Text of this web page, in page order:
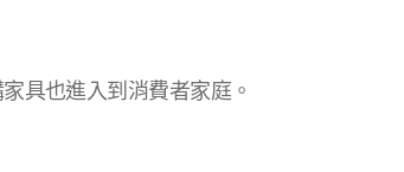
具也進入到消費者家庭。